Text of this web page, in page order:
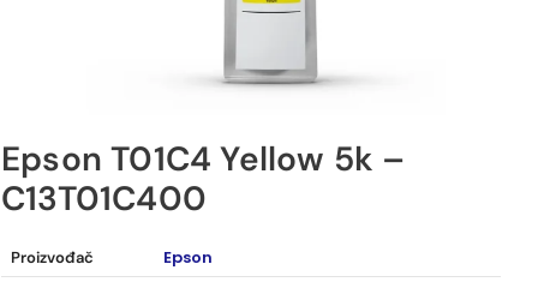
Epson T01C4 Yellow 5k –
C13T01C400
Proizvođač Epson